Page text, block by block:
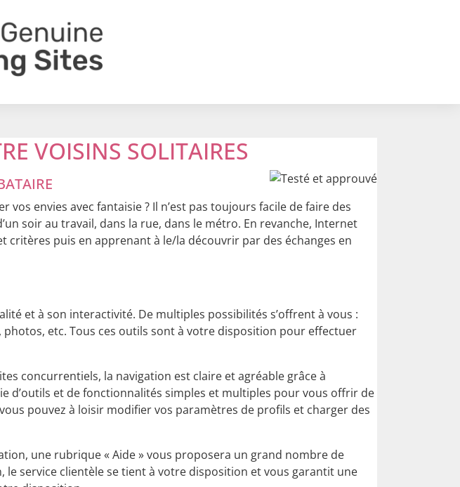
VOISINS SOLITAIRES
envies avec fantaisie ? Il n’est pas toujours facile de faire des
soir au travail, dans la rue, dans le métro. En revanche, Internet
puis en apprenant à le/la découvrir par des échanges en
et à son interactivité. De multiples possibilités s’offrent à vous :
etc. Tous ces outils sont à votre disposition pour effectuer
concurrentiels, la navigation est claire et agréable grâce à
d’outils et de fonctionnalités simples et multiples pour vous offrir de
pouvez à loisir modifier vos paramètres de profils et charger des
une rubrique « Aide » vous proposera un grand nombre de
le service clientèle se tient à votre disposition et vous garantit une